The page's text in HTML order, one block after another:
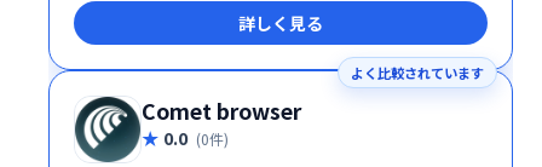
詳しく見る
よく比較されています
Comet browser
0.0 (0件)